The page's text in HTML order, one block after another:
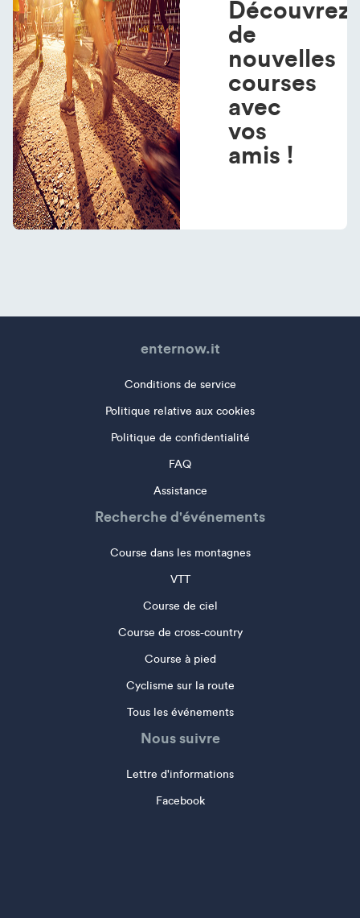
Découvrez
de
nouvelles
courses
avec
vos
amis !
enternow.it
Conditions de service
Politique relative aux cookies
Politique de confidentialité
FAQ
Assistance
Recherche d'événements
Course dans les montagnes
VTT
Course de ciel
Course de cross-country
Course à pied
Cyclisme sur la route
Tous les événements
Nous suivre
Lettre d'informations
Facebook